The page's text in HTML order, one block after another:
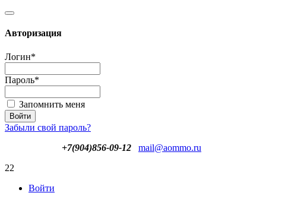
Авторизация
Логин*
Пароль*
Запомнить меня
Забыли свой пароль?
+7(904)856-09-12
mail@aommo.ru
22
Войти